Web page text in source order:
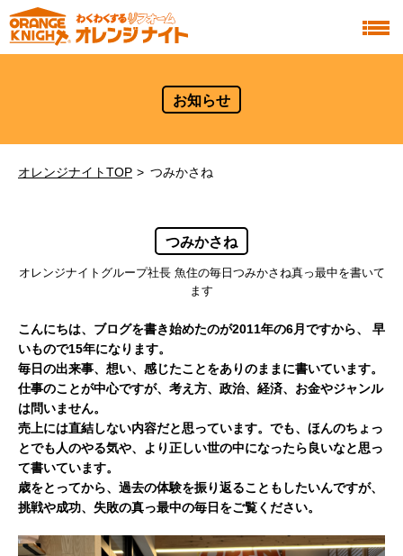
お知らせ
オレンジナイトTOP つみかさね
つみかさね
オレンジナイトグループ社長 魚住の毎日つみかさね真っ最中を書いて
ます
こんにちは、ブログを書き始めたのが2011年の6月ですから、
早
いもので15年になります。
毎日の出来事、想い、感じたことをありのままに書いています。
仕事のことが中心ですが、考え方、政治、経済、お金やジャンル
は問いません。
売上には直結しない内容だと思っています。でも、ほんのちょっ
とでも人のやる気や、より正しい世の中になったら良いなと思っ
て書いています。
歳をとってから、過去の体験を振り返ることもしたいんですが、
挑戦や成功、失敗の真っ最中の毎日をご覧ください。